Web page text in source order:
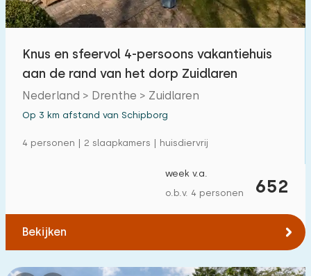
Buitenzwembad 4
Kinderanimatie
Kinderfaciliteiten op park
Toegankelijkheid
Knus en sfeervol 4-persoons vakantiehuis
aan de rand van het dorp Zuidlaren
Nederland > Drenthe > Zuidlaren
Op 3 km afstand van Schipborg
4 personen | 2 slaapkamers | huisdiervrij
652
week v.a.
o.b.v. 4 personen
Bekijken